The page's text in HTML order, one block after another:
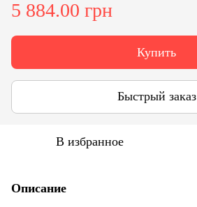
5 884.00 грн
Купить
Быстрый заказ
В избранное
Описание